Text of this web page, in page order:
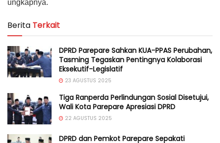
ungkapnya.
Berita Terkait
DPRD Parepare Sahkan KUA-PPAS Perubahan,
Tasming Tegaskan Pentingnya Kolaborasi
Eksekutif-Legislatif
23 AGUSTUS 2025
Tiga Ranperda Perlindungan Sosial Disetujui,
Wali Kota Parepare Apresiasi DPRD
22 AGUSTUS 2025
DPRD dan Pemkot Parepare Sepakati